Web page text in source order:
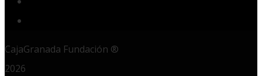
CajaGranada Fundación ®
2026